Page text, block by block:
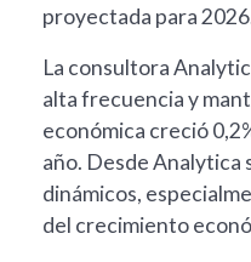
proyectada para
La consultora
alta frecuencia y
económica creció
año. Desde Analytica
dinámicos,
del crecimiento